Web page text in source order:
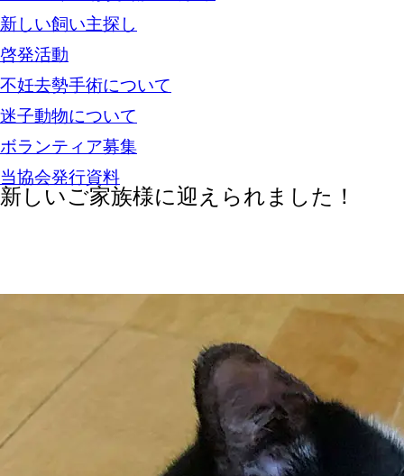
新しい飼い主探し
啓発活動
不妊去勢手術について
迷子動物について
ボランティア募集
当協会発行資料
新しいご家族様に迎えられました！